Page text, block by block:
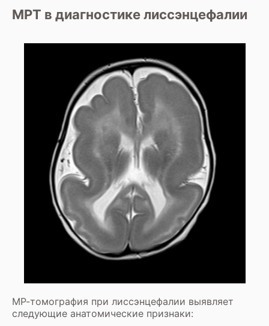
МРТ в диагностике лиссэнцефалии
МР-томография при лиссэнцефалии выявляет
следующие анатомические признаки: